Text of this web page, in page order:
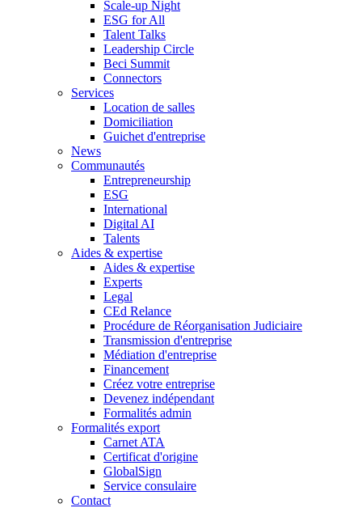
Scale-up Night
ESG for All
Talent Talks
Leadership Circle
Beci Summit
Connectors
Services
Location de salles
Domiciliation
Guichet d'entreprise
News
Communautés
Entrepreneurship
ESG
International
Digital AI
Talents
Aides & expertise
Aides & expertise
Experts
Legal
CEd Relance
Procédure de Réorganisation Judiciaire
Transmission d'entreprise
Médiation d'entreprise
Financement
Créez votre entreprise
Devenez indépendant
Formalités admin
Formalités export
Carnet ATA
Certificat d'origine
GlobalSign
Service consulaire
Contact